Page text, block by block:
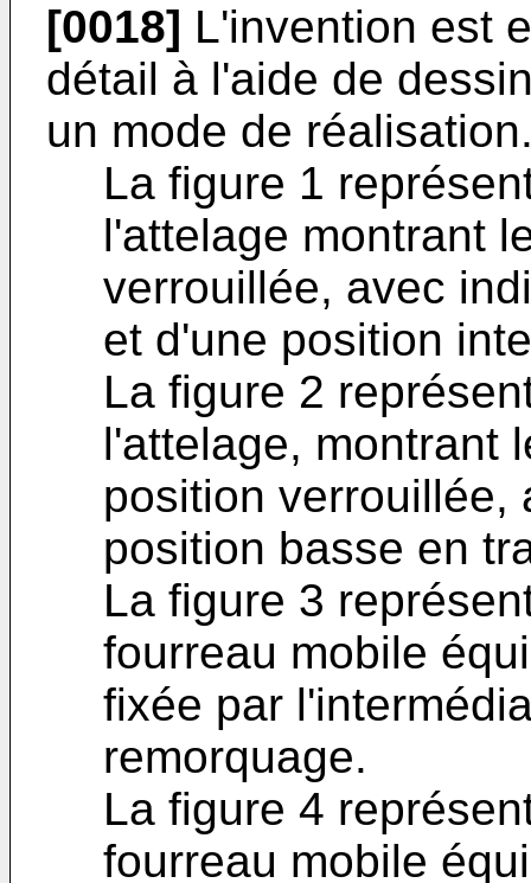
[0018] L'invention est
détail à l'aide de
un mode de
La figure 1
l'attelage montrant
verrouillée, avec
et d'une position
La figure 2
l'attelage, montrant
position verrouillée,
position basse en
La figure 3
fourreau mobile
fixée par
remorquage.
La figure 4
fourreau mobile